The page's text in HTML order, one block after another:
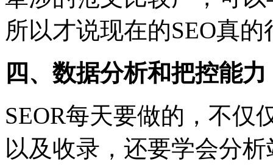
所以才说现在的SEO真
四、数据分析和把控能力
SEOR每天要做的，不仅
以及收录，还要学会分